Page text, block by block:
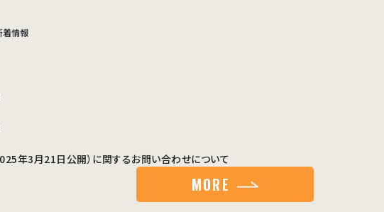
着情報
年3月21日公開）に関するお問い合わせについて
MORE